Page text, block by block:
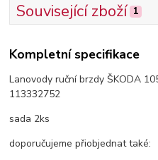
Související zboží 1
Kompletní specifikace
Lanovody ruční brzdy ŠKODA
113332752
sada 2ks
doporučujeme přiobjednat také: